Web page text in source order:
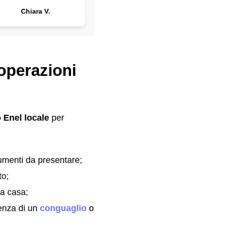
Chiara V.
Enel locale per
da presentare;
casa;
di un conguaglio o